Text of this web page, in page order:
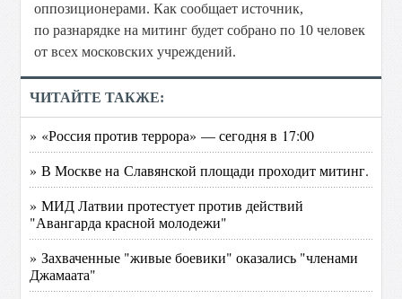
оппозиционерами. Как сообщает источник,
по разнарядке на митинг будет собрано по 10 человек
от всех московских учреждений.
ЧИТАЙТЕ ТАКЖЕ:
» «Россия против террора» — сегодня в 17:00
» В Москве на Славянской площади проходит митинг.
» МИД Латвии протестует против действий
"Авангарда красной молодежи"
» Захваченные "живые боевики" оказались "членами
Джамаата"